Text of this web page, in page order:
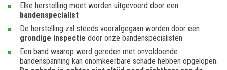
Elke herstelling moet worden uitgevoerd door een
bandenspecialist
De herstelling zal steeds voorafgegaan worden door een
grondige inspectie door onze bandenspecialisten
Een band waarop werd gereden met onvoldoende
bandenspanning kan onomkeerbare schade hebben opgelopen.